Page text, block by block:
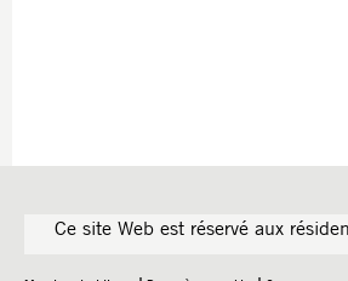
Ce site Web est réservé aux